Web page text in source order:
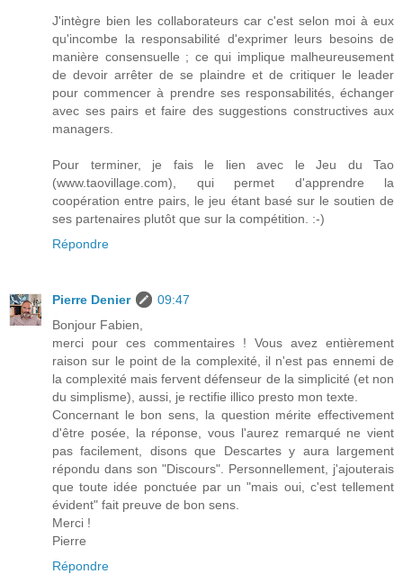
J'intègre bien les collaborateurs car c'est selon moi à eux
qu'incombe la responsabilité d'exprimer leurs besoins de
manière consensuelle ; ce qui implique malheureusement
de devoir arrêter de se plaindre et de critiquer le leader
pour commencer à prendre ses responsabilités, échanger
avec ses pairs et faire des suggestions constructives aux
managers.
Pour terminer, je fais le lien avec le Jeu du Tao
(www.taovillage.com), qui permet d'apprendre la
coopération entre pairs, le jeu étant basé sur le soutien de
ses partenaires plutôt que sur la compétition. :-)
Répondre
Pierre Denier
09:47
Bonjour Fabien,
merci pour ces commentaires ! Vous avez entièrement
raison sur le point de la complexité, il n'est pas ennemi de
la complexité mais fervent défenseur de la simplicité (et non
du simplisme), aussi, je rectifie illico presto mon texte.
Concernant le bon sens, la question mérite effectivement
d'être posée, la réponse, vous l'aurez remarqué ne vient
pas facilement, disons que Descartes y aura largement
répondu dans son "Discours". Personnellement, j'ajouterais
que toute idée ponctuée par un "mais oui, c'est tellement
évident" fait preuve de bon sens.
Merci !
Pierre
Répondre